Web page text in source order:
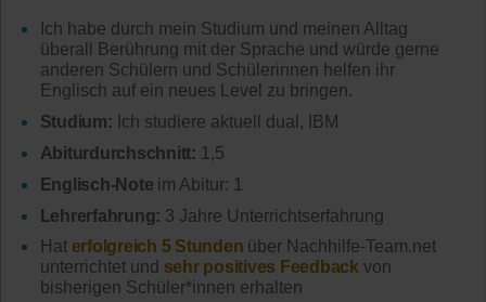
Ich habe durch mein Studium und meinen Alltag
überall Berührung mit der Sprache und würde gerne
anderen Schülern und Schülerinnen helfen ihr
Englisch auf ein neues Level zu bringen.
Studium: Ich studiere aktuell dual, IBM
Abiturdurchschnitt: 1,5
Englisch-Note im Abitur: 1
Lehrerfahrung: 3 Jahre Unterrichtserfahrung
Hat erfolgreich 5 Stunden über Nachhilfe-Team.net
unterrichtet und sehr positives Feedback von
bisherigen Schüler*innen erhalten